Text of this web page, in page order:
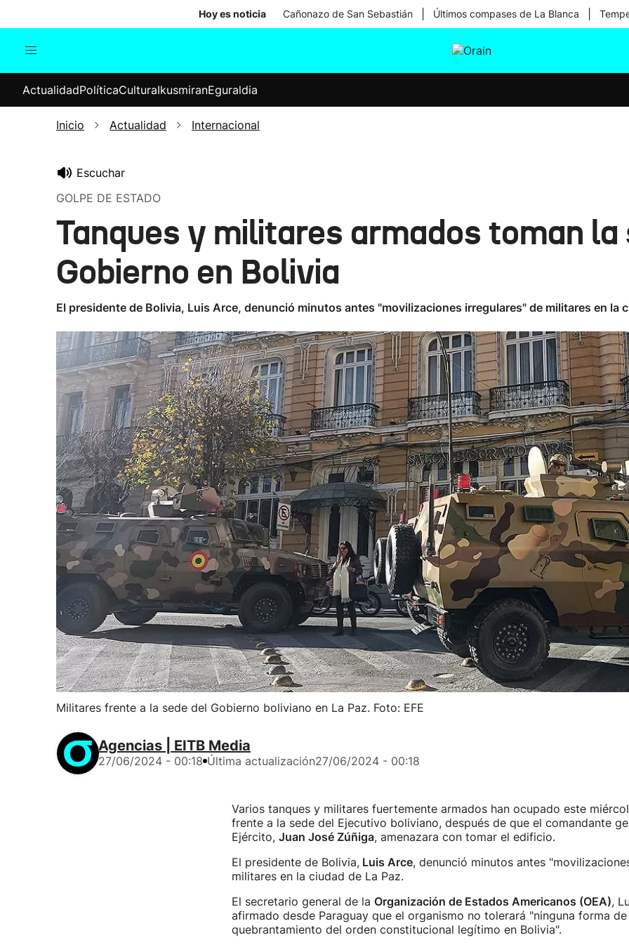
Hoy es noticia Cañonazo de San Sebastián Últimos compases de La Blanca
Internacional
Elecciones
ActualidadPolíticaCulturaIkusmiranEguraldia
Inicio Actualidad Internacional
Escuchar
GOLPE DE ESTADO
Tanques y militares armados toman la
Gobierno en Bolivia
El presidente de Bolivia, Luis Arce, denunció minutos antes "movilizaciones irregulares" de militares en la
Militares frente a la sede del Gobierno boliviano en La Paz. Foto: EFE
Agencias | EITB Media
27/06/2024 - 00:18 Última actualización27/06/2024 - 00:18
Varios tanques y militares fuertemente armados han ocupado este
frente a la sede del Ejecutivo boliviano, después de que el comandante
Ejército, Juan José Zúñiga, amenazara con tomar el edificio.
El presidente de Bolivia,Luis Arce, denunció minutos antes
militares en la ciudad de La Paz.
El secretario general de la Organización de Estados Americanos (OEA),
afirmado desde Paraguay que el organismo no tolerará "ninguna forma de
quebrantamiento del orden constitucional legítimo en Bolivia".